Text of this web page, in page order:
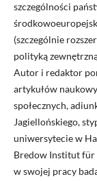
szczególności
(szczególnie
polityką
Autor i redaktor
artykułów
społecznych,
Jagiellońskiego,
uniwersytecie w
Bredow Institut für
w swojej pracy